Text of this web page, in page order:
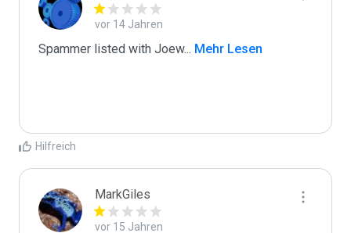
vor 14 Jahren
Spammer listed with Joew... Mehr Lesen
Hilfreich
MarkGiles
vor 15 Jahren